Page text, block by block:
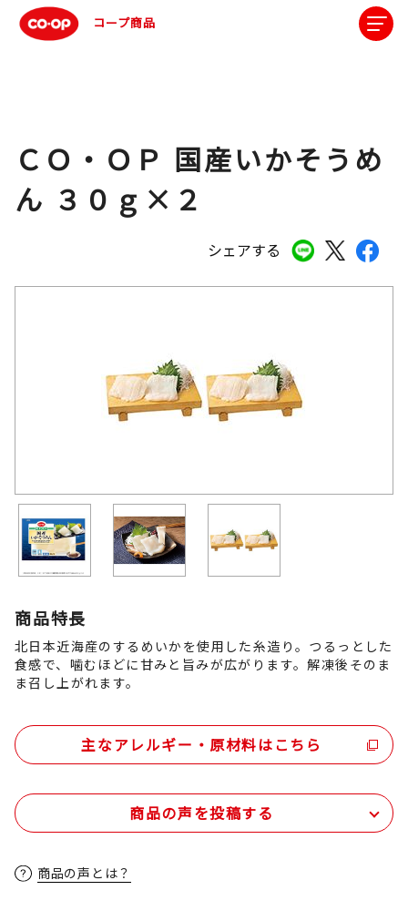
コープ商品
シェアする
ＣＯ・ＯＰ 国産いかそうめ
ん ３０ｇ×２
商品特長
北日本近海産のするめいかを使用した糸造り。つるっとした
食感で、噛むほどに甘みと旨みが広がります。解凍後そのま
ま召し上がれます。
主なアレルギー・原材料はこちら
商品の声を投稿する
商品の声とは？